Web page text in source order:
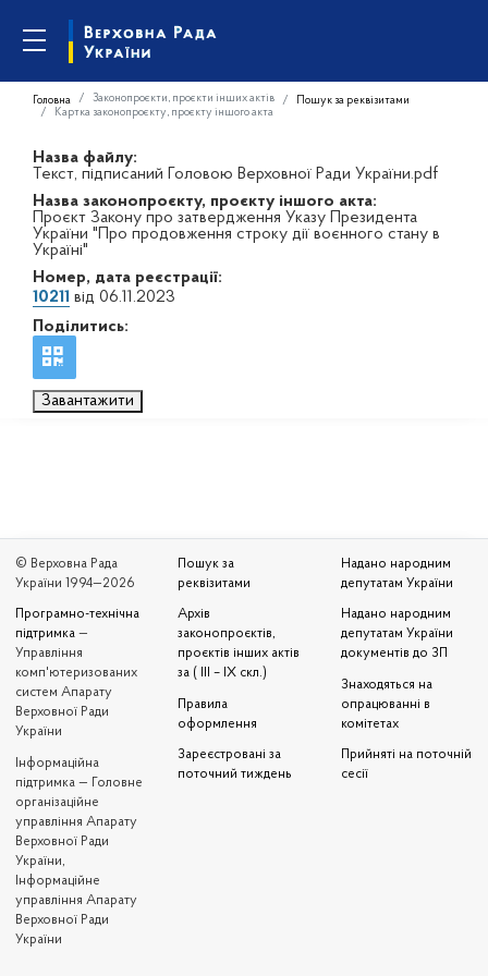
Головна Законопроєкти, проєкти інших актів
Пошук за реквізитами
Картка законопроєкту, проєкту іншого акта
Назва файлу:
Текст, підписаний Головою Верховної Ради України.pdf
Назва законопроєкту, проєкту іншого акта:
Проєкт Закону про затвердження Указу Президента
України "Про продовження строку дії воєнного стану в
Україні"
Номер, дата реєстрації:
10211 від 06.11.2023
Поділитись:
Завантажити
© Верховна Рада
України 1994—2026
Програмно-технічна
підтримка —
Управління
комп'ютеризованих
систем Апарату
Верховної Ради
України
Iнформаційна
підтримка — Головне
організаційне
управління Апарату
Верховної Ради
України,
Інформаційне
управління Апарату
Верховної Ради
України
Пошук за
реквізитами
Архів
законопроєктів,
проєктів інших актів
за ( III – IX скл.)
Правила
оформлення
Зареєстровані за
поточний тиждень
Надано народним
депутатам України
Надано народним
депутатам України
документів до ЗП
Знаходяться на
опрацюванні в
комітетах
Прийняті на поточній
сесії